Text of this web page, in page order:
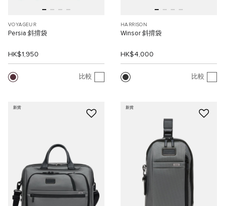
VOYAGEUR
Persia 斜揹袋
HK$1,950
比較
HARRISON
Winsor 斜揹袋
HK$4,000
比較
新貨 新貨